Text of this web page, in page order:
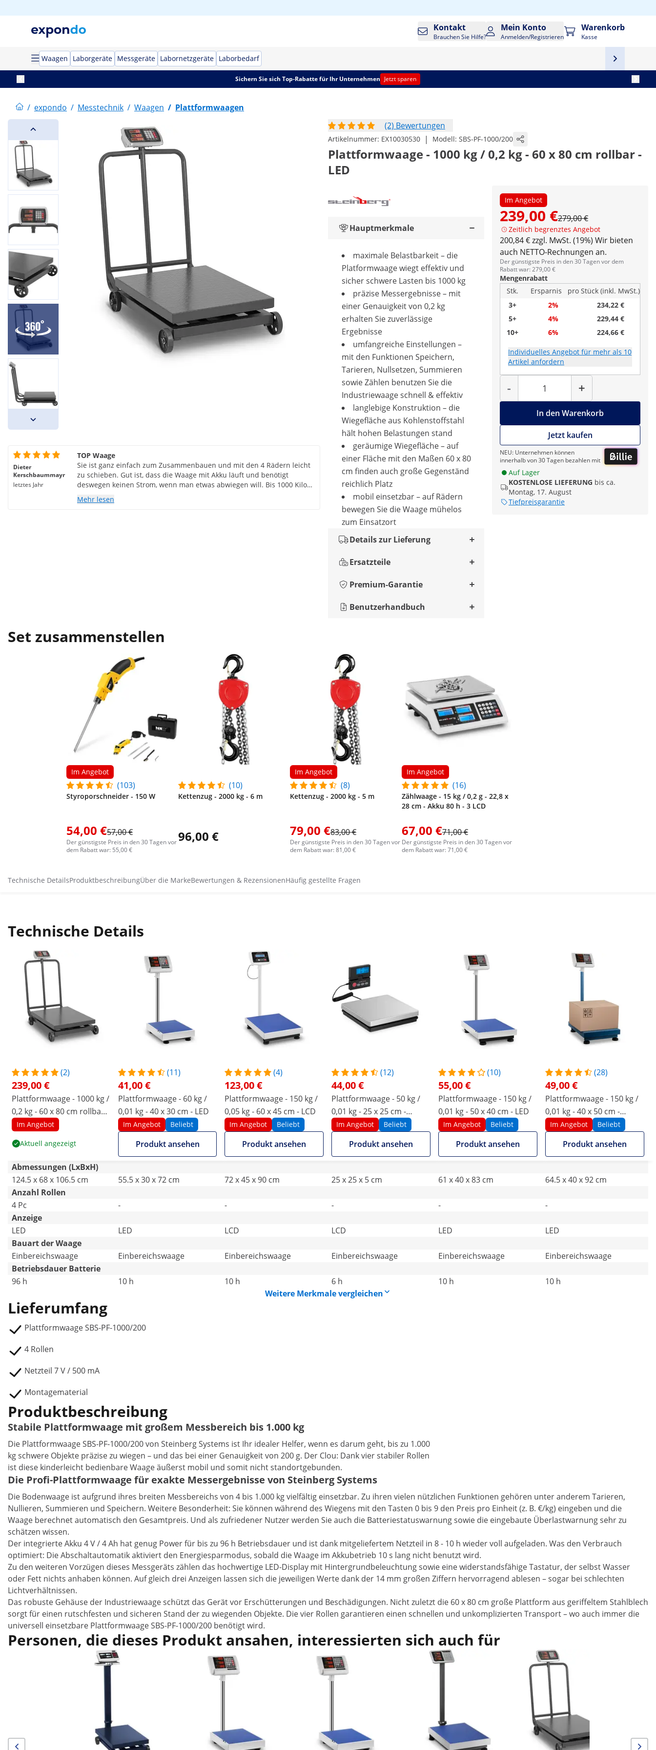
Kontakt
Brauchen Sie Hilfe?
Mein Konto
Anmelden/Registrieren
Warenkorb
Kasse
Waagen Laborgeräte Messgeräte Labornetzgeräte Laborbedarf
Sichern Sie sich Top-Rabatte für Ihr Unternehmen Jetzt sparen
/ expondo / Messtechnik / Waagen / Plattformwaagen
(2) Bewertungen
Artikelnummer: EX10030530 | Modell: SBS-PF-1000/200
Plattformwaage - 1000 kg / 0,2 kg - 60 x 80 cm rollbar -
LED
Im Angebot
239,00 €279,00 €
Zeitlich begrenztes Angebot
200,84 € zzgl. MwSt. (19%) Wir bieten
auch NETTO-Rechnungen an.
Der günstigste Preis in den 30 Tagen vor dem
Rabatt war: 279,00 €
Mengenrabatt
Stk.
Ersparnis
pro Stück (inkl. MwSt.)
3+
2%
234,22 €
5+
4%
229,44 €
10+
6% 224,66 €
Individuelles Angebot für mehr als 10
Artikel anfordern
-
Menge
+
In den Warenkorb
Jetzt kaufen
NEU: Unternehmen können
innerhalb von 30 Tagen bezahlen mit
Auf Lager
KOSTENLOSE LIEFERUNG bis ca.
Montag, 17. August
Tiefpreisgarantie
Hauptmerkmale
maximale Belastbarkeit – die
Platformwaage wiegt effektiv und
sicher schwere Lasten bis 1000 kg
präzise Messergebnisse – mit
einer Genauigkeit von 0,2 kg
erhalten Sie zuverlässige
Ergebnisse
umfangreiche Einstellungen –
mit den Funktionen Speichern,
Tarieren, Nullsetzen, Summieren
sowie Zählen benutzen Sie die
Industriewaage schnell & effektiv
langlebige Konstruktion – die
Wiegefläche aus Kohlenstoffstahl
hält hohen Belastungen stand
geräumige Wiegefläche – auf
einer Fläche mit den Maßen 60 x 80
cm finden auch große Gegenständ
reichlich Platz
mobil einsetzbar – auf Rädern
bewegen Sie die Waage mühelos
zum Einsatzort
Details zur Lieferung
Ersatzteile
Premium-Garantie
Benutzerhandbuch
Dieter
Kerschbaummayr
letztes Jahr
TOP Waage
Sie ist ganz einfach zum Zusammenbauen und mit den 4 Rädern leicht
zu schieben. Gut ist, dass die Waage mit Akku läuft und benötigt
deswegen keinen Strom, wenn man etwas abwiegen will. Bis 1000 Kilo
zeigt sie an, da kann man auch ab und zu mal sein eigenes
Körpergewicht abwiegen. Wer dieses Teil kauft, macht nichts falsch.
Mehr lesen
Set zusammenstellen
Im Angebot
(103)
Styroporschneider - 150 W
54,00 €57,00 €
Der günstigste Preis in den 30 Tagen vor
dem Rabatt war: 55,00 €
(10)
Kettenzug - 2000 kg - 6 m
96,00 €
Im Angebot
(8)
Kettenzug - 2000 kg - 5 m
79,00 €83,00 €
Der günstigste Preis in den 30 Tagen vor
dem Rabatt war: 81,00 €
Im Angebot
(16)
Zählwaage - 15 kg / 0,2 g - 22,8 x
28 cm - Akku 80 h - 3 LCD
67,00 €71,00 €
Der günstigste Preis in den 30 Tagen vor
dem Rabatt war: 71,00 €
Technische DetailsProduktbeschreibungÜber die MarkeBewertungen & RezensionenHäufig gestellte Fragen
Technische Details
(2)
239,00 €
Plattformwaage - 1000 kg /
0,2 kg - 60 x 80 cm rollbar -
LED
Im Angebot
Aktuell angezeigt
(11)
41,00 €
Plattformwaage - 60 kg /
0,01 kg - 40 x 30 cm - LED
Im Angebot Beliebt
Produkt ansehen
(4)
123,00 €
Plattformwaage - 150 kg /
0,05 kg - 60 x 45 cm - LCD
Im Angebot Beliebt
Produkt ansehen
(12)
44,00 €
Plattformwaage - 50 kg /
0,01 kg - 25 x 25 cm -
externes LCD
Im Angebot Beliebt
Produkt ansehen
(10)
55,00 €
Plattformwaage - 150 kg /
0,01 kg - 50 x 40 cm - LED
Im Angebot Beliebt
Produkt ansehen
(28)
49,00 €
Plattformwaage - 150 kg /
0,01 kg - 40 x 50 cm -
klappbar - LED
Im Angebot Beliebt
Produkt ansehen
Abmessungen (LxBxH)
124.5 x 68 x 106.5 cm
55.5 x 30 x 72 cm 72 x 45 x 90 cm 25 x 25 x 5 cm 61 x 40 x 83 cm
64.5 x 40 x 92 cm
Anzahl Rollen
4 Pc
- - - -
-
Anzeige
LED
LED LCD LCD LED
LED
Bauart der Waage
Einbereichswaage
Einbereichswaage Einbereichswaage Einbereichswaage Einbereichswaage
Einbereichswaage
Betriebsdauer Batterie
96 h
10 h 10 h 6 h 10 h
10 h
Weitere Merkmale vergleichen
Lieferumfang
Plattformwaage SBS-PF-1000/200
4 Rollen
Netzteil 7 V / 500 mA
Montagematerial
Produktbeschreibung
Stabile Plattformwaage mit großem Messbereich bis 1.000 kg
Die Plattformwaage SBS-PF-1000/200 von Steinberg Systems ist Ihr idealer Helfer, wenn es darum geht, bis zu 1.000
kg schwere Objekte präzise zu wiegen – und das bei einer Genauigkeit von 200 g. Der Clou: Dank vier stabiler Rollen
ist diese kinderleicht bedienbare Waage äußerst mobil und somit nicht standortgebunden.
Die Profi-Plattformwaage für exakte Messergebnisse von Steinberg Systems
Die Bodenwaage ist aufgrund ihres breiten Messbereichs von 4 bis 1.000 kg vielfältig einsetzbar. Zu ihren vielen nützlichen Funktionen gehören unter anderem Tarieren,
Nullieren, Summieren und Speichern. Weitere Besonderheit: Sie können während des Wiegens mit den Tasten 0 bis 9 den Preis pro Einheit (z. B. €/kg) eingeben und die
Waage berechnet automatisch den Gesamtpreis. Und als zufriedener Nutzer werden Sie auch die Batteriestatuswarnung sowie die eingebaute Überlastwarnung sehr zu
schätzen wissen.
Der integrierte Akku 4 V / 4 Ah hat genug Power für bis zu 96 h Betriebsdauer und ist dank mitgeliefertem Netzteil in 8 - 10 h wieder voll aufgeladen. Was den Verbrauch
optimiert: Die Abschaltautomatik aktiviert den Energiesparmodus, sobald die Waage im Akkubetrieb 10 s lang nicht benutzt wird.
Zu den weiteren Vorzügen dieses Messgeräts zählen das hochwertige LED-Display mit Hintergrundbeleuchtung sowie eine widerstandsfähige Tastatur, der selbst Wasser
oder Fett nichts anhaben können. Auf gleich drei Anzeigen lassen sich die jeweiligen Werte dank der 14 mm großen Ziffern hervorragend ablesen – sogar bei schlechten
Lichtverhältnissen.
Das robuste Gehäuse der Industriewaage schützt das Gerät vor Erschütterungen und Beschädigungen. Nicht zuletzt die 60 x 80 cm große Plattform aus geriffeltem Stahlblech
sorgt für einen rutschfesten und sicheren Stand der zu wiegenden Objekte. Die vier Rollen garantieren einen schnellen und unkomplizierten Transport – wo auch immer die
universell einsetzbare Plattformwaage SBS-PF-1000/200 benötigt wird.
Personen, die dieses Produkt ansahen, interessierten sich auch für